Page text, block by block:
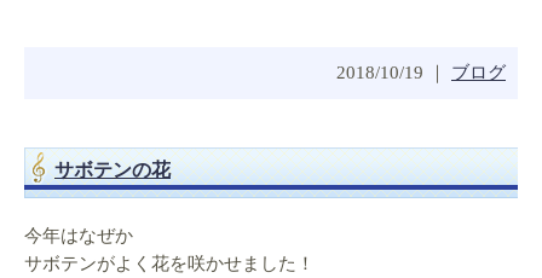
2018/10/19 ｜ ブログ
サボテンの花
今年はなぜか
サボテンがよく花を咲かせました！